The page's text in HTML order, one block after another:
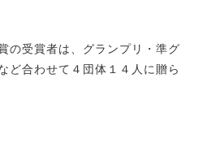
の受賞者は、グランプリ・準グ
ど合わせて４団体１４人に贈ら